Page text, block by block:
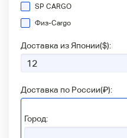
SP CARGO
Физ-Сargo
Доставка из Японии($):
Доставка по России(₽):
Город: